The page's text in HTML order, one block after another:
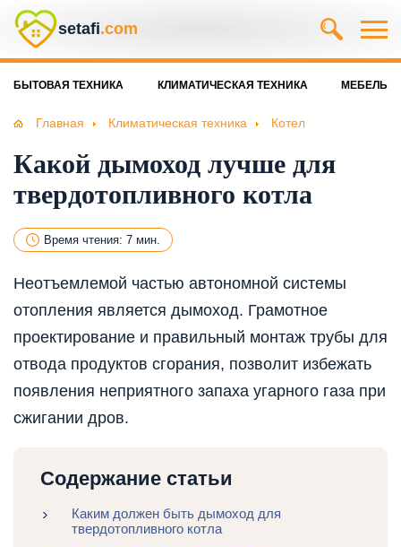
setafi.com
БЫТОВАЯ ТЕХНИКА КЛИМАТИЧЕСКАЯ ТЕХНИКА МЕБЕЛЬ
Главная Климатическая техника Котел
Какой дымоход лучше для
твердотопливного котла
Время чтения: 7 мин.
Неотъемлемой частью автономной системы
отопления является дымоход. Грамотное
проектирование и правильный монтаж трубы для
отвода продуктов сгорания, позволит избежать
появления неприятного запаха угарного газа при
сжигании дров.
Содержание статьи
Каким должен быть дымоход для
твердотопливного котла